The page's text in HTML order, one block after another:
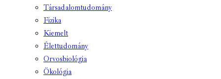
Társadalomtudomány
Fizika
Kiemelt
Élettudomány
Orvosbiológia
Ökológia